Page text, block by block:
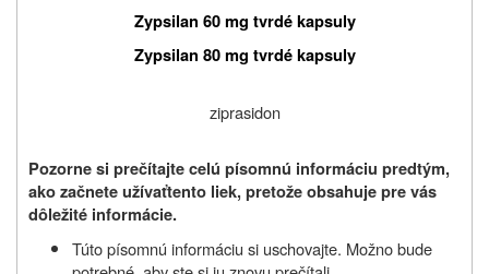
Zypsilan 60 mg tvrdé kapsuly
Zypsilan 80 mg tvrdé kapsuly
ziprasidon
Pozorne si prečítajte celú písomnú informáciu predtým,
ako začnete užívaťtento liek, pretože obsahuje pre vás
dôležité informácie.
Túto písomnú informáciu si uschovajte. Možno bude